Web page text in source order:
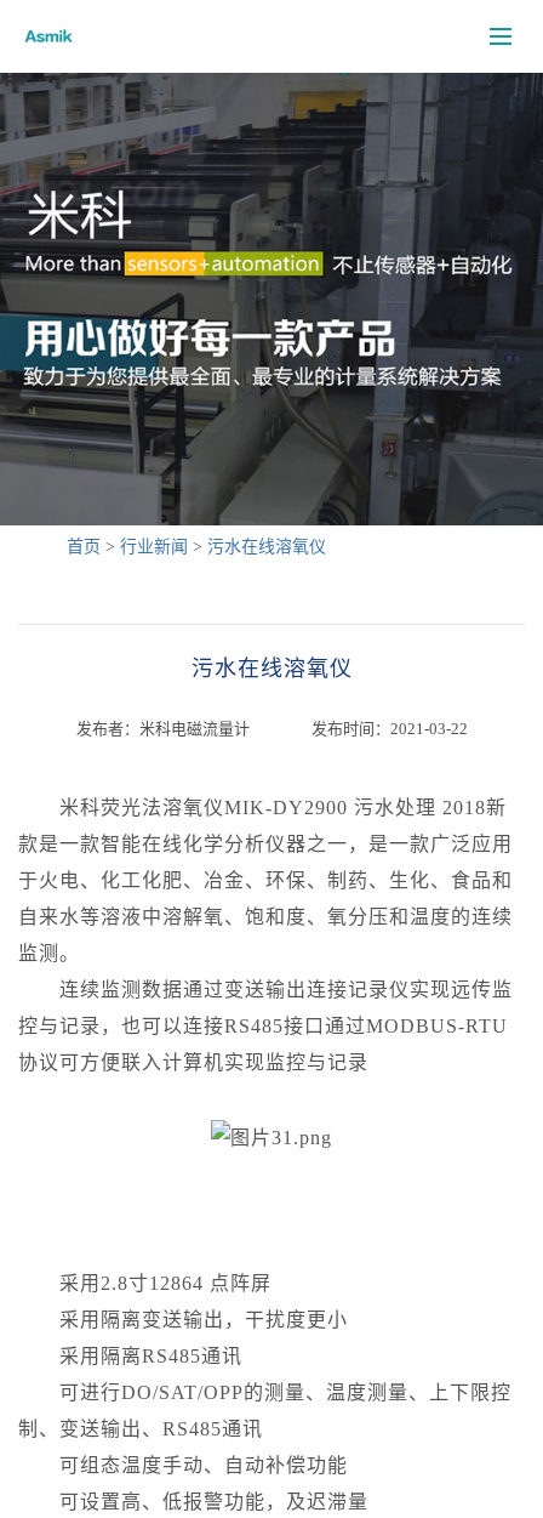
米科首页
关于我们
电磁流量计
米科新闻
行业新闻
客户服务
联系我们
首页 > 行业新闻 > 污水在线溶氧仪
污水在线溶氧仪
发布者：米科电磁流量计 发布时间：2021-03-22
米科荧光法溶氧仪MIK-DY2900 污水处理 2018新
款是一款智能在线化学分析仪器之一，是一款广泛应用
于火电、化工化肥、冶金、环保、制药、生化、食品和
自来水等溶液中溶解氧、饱和度、氧分压和温度的连续
监测。
连续监测数据通过变送输出连接记录仪实现远传监
控与记录，也可以连接RS485接口通过MODBUS-RTU
协议可方便联入计算机实现监控与记录
采用2.8寸12864 点阵屏
采用隔离变送输出，干扰度更小
采用隔离RS485通讯
可进行DO/SAT/OPP的测量、温度测量、上下限控
制、变送输出、RS485通讯
可组态温度手动、自动补偿功能
可设置高、低报警功能，及迟滞量